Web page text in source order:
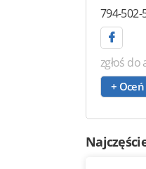
794-502-
zgłoś do
+ Oceń